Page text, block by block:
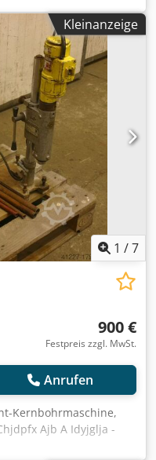
5 kg Codpfx Agjb
Kleinanzeige
1 /7
900 €
Festpreis zzgl. MwSt.
Anrufen
Kernbohrmaschine,
Ajb A Idyjglja -
max. 400 mm -